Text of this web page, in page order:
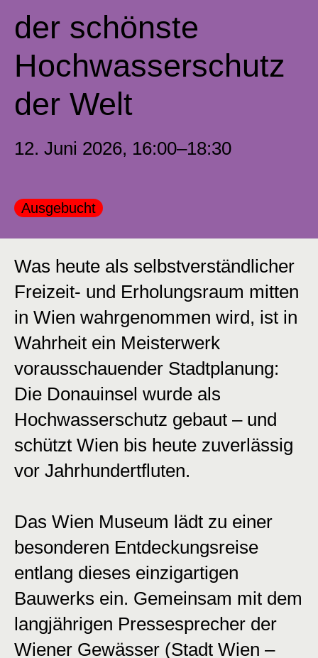
der schönste
Hochwasserschutz
der Welt
12. Juni 2026, 16:00–18:30
Kategorie:
Ausgebucht
Was heute als selbstverständlicher
Freizeit- und Erholungsraum mitten
in Wien wahrgenommen wird, ist in
Wahrheit ein Meisterwerk
vorausschauender Stadtplanung:
Die Donauinsel wurde als
Hochwasserschutz gebaut – und
schützt Wien bis heute zuverlässig
vor Jahrhundertfluten.
Das Wien Museum lädt zu einer
besonderen Entdeckungsreise
entlang dieses einzigartigen
Bauwerks ein. Gemeinsam mit dem
langjährigen Pressesprecher der
Wiener Gewässer (Stadt Wien –